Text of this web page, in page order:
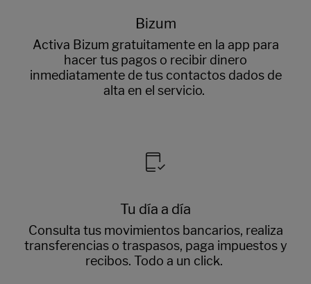
Bizum
Activa Bizum gratuitamente en la app para
hacer tus pagos o recibir dinero
inmediatamente de tus contactos dados de
alta en el servicio.
Tu día a día
Consulta tus movimientos bancarios, realiza
transferencias o traspasos, paga impuestos y
recibos. Todo a un click.